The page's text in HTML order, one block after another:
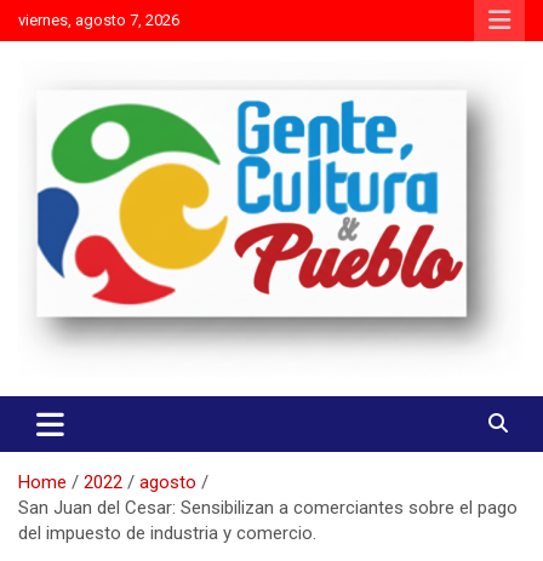
Skip
to
viernes, agosto 7, 2026
Gente Cultura y Pueblo
Home 2022
agosto
San Juan del Cesar: Sensibilizan a comerciantes sobre el pago
del impuesto de industria y comercio.